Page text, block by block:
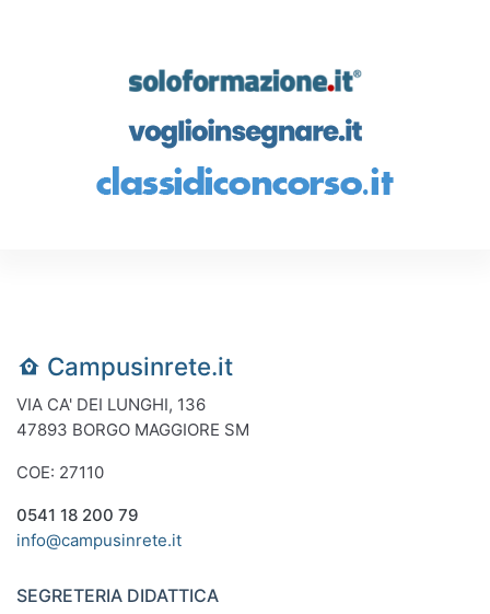
Campusinrete.it
VIA CA' DEI LUNGHI, 136
47893 BORGO MAGGIORE SM
COE: 27110
0541 18 200 79
info@campusinrete.it
SEGRETERIA DIDATTICA